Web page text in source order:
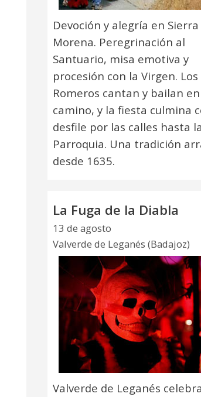
Devoción y alegría en Sierra
Morena. Peregrinación al
Santuario, misa emotiva y
procesión con la Virgen. Los
Romeros cantan y bailan en
camino, y la fiesta culmina
desfile por las calles hasta la
Parroquia. Una tradición
desde 1635.
La Fuga de la Diabla
13 de agosto
Valverde de Leganés (Badajoz)
Valverde de Leganés